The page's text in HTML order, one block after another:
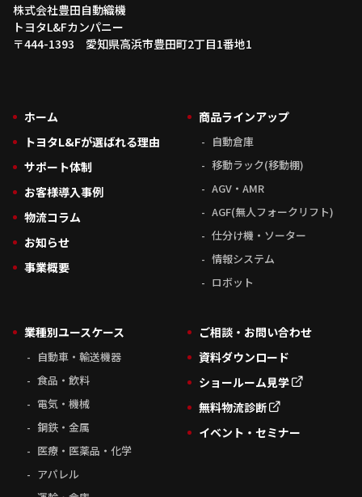
株式会社豊田自動織機
トヨタL&Fカンパニー
〒444-1393 愛知県高浜市豊田町2丁目1番地1
ホーム
トヨタL&Fが選ばれる理由
サポート体制
お客様導入事例
物流コラム
お知らせ
事業概要
商品ラインアップ
自動倉庫
移動ラック(移動棚)
AGV・AMR
AGF(無人フォークリフト)
仕分け機・ソーター
情報システム
ロボット
業種別ユースケース
自動車・輸送機器
食品・飲料
電気・機械
鋼鉄・金属
医療・医薬品・化学
アパレル
ご相談・お問い合わせ
資料ダウンロード
ショールーム見学
無料物流診断
イベント・セミナー